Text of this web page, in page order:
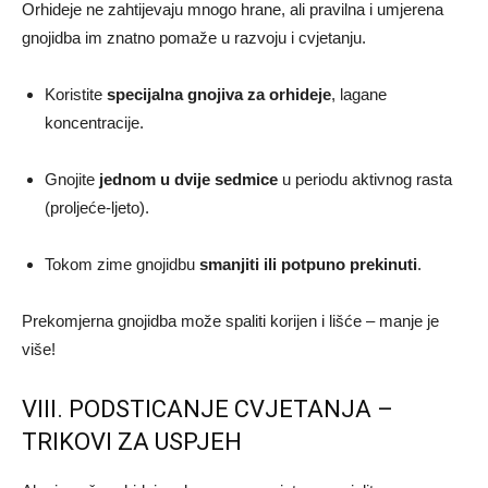
Orhideje ne zahtijevaju mnogo hrane, ali pravilna i umjerena
gnojidba im znatno pomaže u razvoju i cvjetanju.
Koristite specijalna gnojiva za orhideje, lagane
koncentracije.
Gnojite jednom u dvije sedmice u periodu aktivnog rasta
(proljeće-ljeto).
Tokom zime gnojidbu smanjiti ili potpuno prekinuti.
Prekomjerna gnojidba može spaliti korijen i lišće – manje je
više!
VIII. PODSTICANJE CVJETANJA –
TRIKOVI ZA USPJEH